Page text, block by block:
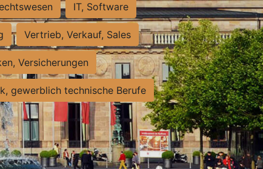
IT, Software
Vertrieb, Verkauf, Sales
Versicherungen
gewerblich technische Berufe